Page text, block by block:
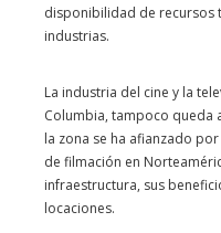
disponibilidad de recursos
industrias.
La industria del cine y la
Columbia, tampoco queda
la zona se ha afianzado
de filmación en
infraestructura, sus
locaciones.